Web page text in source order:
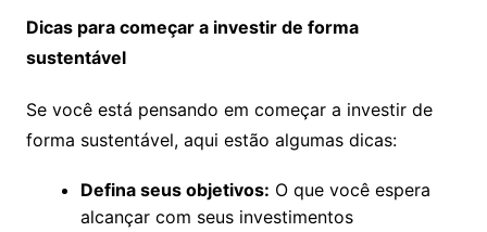
Dicas para começar a investir de forma
sustentável
Se você está pensando em começar a investir de
forma sustentável, aqui estão algumas dicas:
Defina seus objetivos: O que você espera
alcançar com seus investimentos